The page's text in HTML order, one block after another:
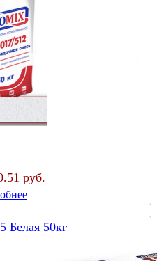
руб.
Белая 50кг